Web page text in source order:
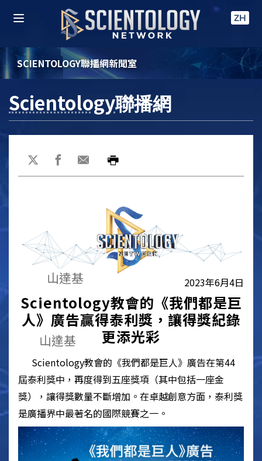
ZH
SCIENTOLOGY聯播網新聞室
Scientology聯播網
2023年6月4日
Scientology教會的《我們都是巨
人》廣告贏得泰利獎，讓得獎紀錄
更添光彩
Scientology教會的《我們都是巨人》廣告在第44
屆泰利獎中，再度得到五座獎項（其中包括一座金
獎），讓得獎數量不斷增加。在卓越創意方面，泰利獎
是廣播界中最著名的國際競賽之一。
山達基
山達基